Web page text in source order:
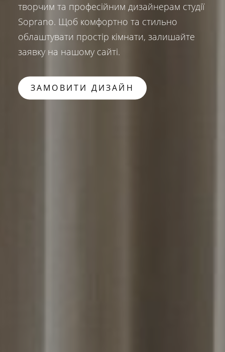
творчим та професійним дизайнерам студії
Soprano. Щоб комфортно та стильно
облаштувати простір кімнати, залишайте
заявку на нашому сайті.
ЗАМОВИТИ ДИЗАЙН